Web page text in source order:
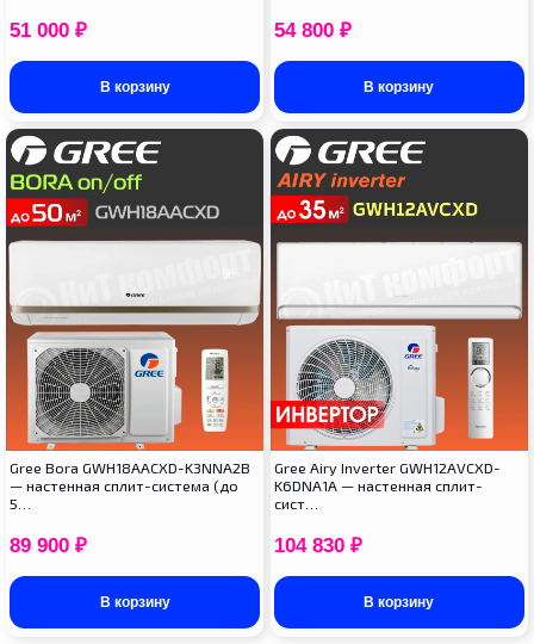
51 000 ₽
В корзину
54 800 ₽
В корзину
Gree Bora GWH18AACXD-K3NNA2B
— настенная сплит-система (до
5…
89 900 ₽
В корзину
Gree Airy Inverter GWH12AVCXD-
K6DNA1A — настенная сплит-
сист…
104 830 ₽
В корзину